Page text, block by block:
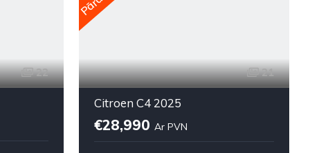
22 21
Citroen C4 2025
€28,990 Ar PVN